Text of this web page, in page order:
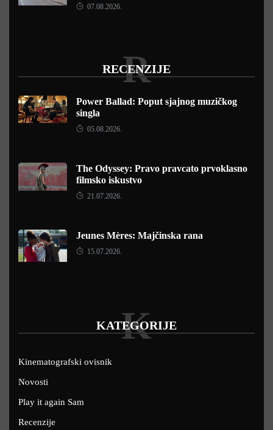
07.08.2026.
RECENZIJE
R
Power Ballad: Poput sjajnog muzičkog
singla
05.08.2026.
The Odyssey: Pravo pravcato prvoklasno
filmsko iskustvo
21.07.2026.
Jeunes Mères: Majčinska rana
15.07.2026.
KATEGORIJE
K
Kinematografski ovisnik
Novosti
Play it again Sam
Recenzije